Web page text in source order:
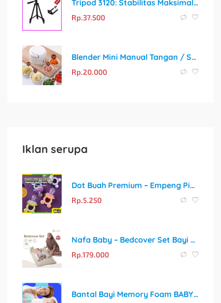
Tripod 3120: Stabilitas Maksimal untuk Kreativitas Tanpa Batas
Rp.37.500
Blender Mini Manual Tangan / Speedy Chopper 170ML
Rp.20.000
Iklan serupa
Dot Buah Premium – Empeng Pintar untuk MPASI Pertama Si Kecil
Rp.5.250
Nafa Baby – Bedcover Set Bayi Katun Premium Lengkap | Bantal, Guling & Selimut Alas Tidur Bayi Polos | Free Tas Penyimpanan
Rp.179.000
Bantal Bayi Memory Foam BABY COMFY CLASSIC – Solusi Tidur Nyaman dan Cegah Kepala Peyang